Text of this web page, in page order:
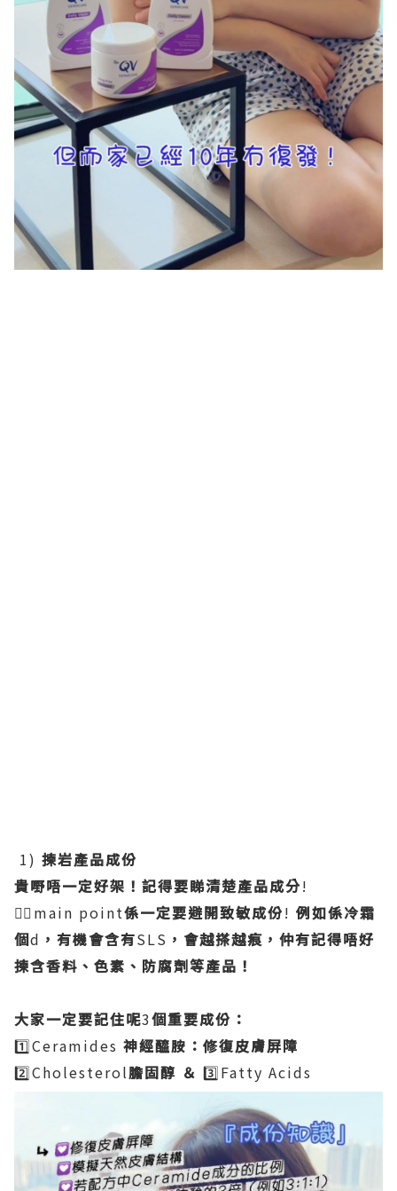
1) 揀岩產品成份
貴嘢唔一定好架！記得要睇清楚產品成分!
👉🏻main point係一定要避開致敏成份! 例如係冷霜
個d ，有機會含有SLS ，會越搽越痕，仲有記得唔好
揀含香料、色素、防腐劑等產品！
大家一定要記住呢3個重要成份：
1️⃣Ceramides 神經醯胺：修復皮膚屏障
2️⃣Cholesterol膽固醇 ＆ 3️⃣Fatty Acids